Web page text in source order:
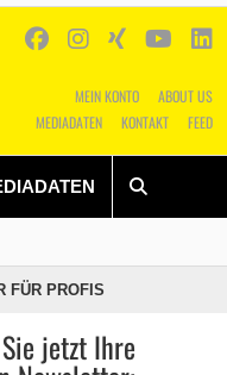
MEIN KONTO
ABOUT US
MEDIADATEN
KONTAKT FEED
SUCHEN
FÜR PROFIS
jetzt Ihre